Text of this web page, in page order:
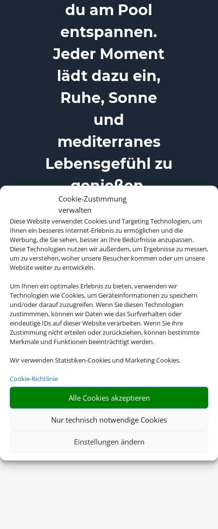
Cookie-Zustimmung
verwalten
Diese Website verwendet Cookies und Targeting Technologien, um
Ihnen ein besseres Internet-Erlebnis zu ermöglichen und die
Werbung, die Sie sehen, besser an Ihre Bedürfnisse anzupassen.
Diese Technologien nutzen wir außerdem, um Ergebnisse zu messen,
um zu verstehen, woher unsere Besucher kommen oder um unsere
Website weiter zu entwickeln.
Um Ihnen ein optimales Erlebnis zu bieten, verwenden wir
Technologien wie Cookies, um Geräteinformationen zu speichern
und/oder darauf zuzugreifen. Wenn Sie diesen Technologien
zustimmmen, können wir Daten wie das Surfverhalten oder
eindeutige IDs auf dieser Website verarbeiten. Wenn Sie ihre
Zustimmung nicht erteilen oder zurückziehen, können bestimmte
Merkmale und Funktionen beeinträchtigt werden.
Wir verwenden Statistiken-Cookies und Marketing Cookies.
Cookie-Richtlinie
Alle Cookies akzeptieren
Nur technisch notwendige Cookies
Einstellungen ändern
du am Pool
entspannen.
Jeder Moment
lädt dazu ein,
Ruhe, Sonne
und
mediterranes
Lebensgefühl zu
genießen.